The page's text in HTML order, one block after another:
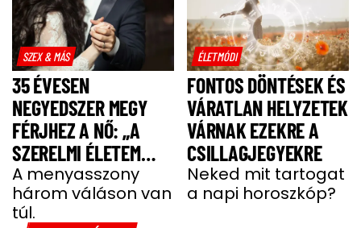
SZEX & MÁS
35 ÉVESEN
NEGYEDSZER MEGY
FÉRJHEZ A NŐ: „A
SZERELMI ÉLETEM
MÁR VICC A
CSALÁDOMBAN”
A menyasszony
három váláson van
túl.
ÉLETMÓDI
FONTOS DÖNTÉSEK ÉS
VÁRATLAN HELYZETEK
VÁRNAK EZEKRE A
CSILLAGJEGYEKRE
Neked mit tartogat
a napi horoszkóp?